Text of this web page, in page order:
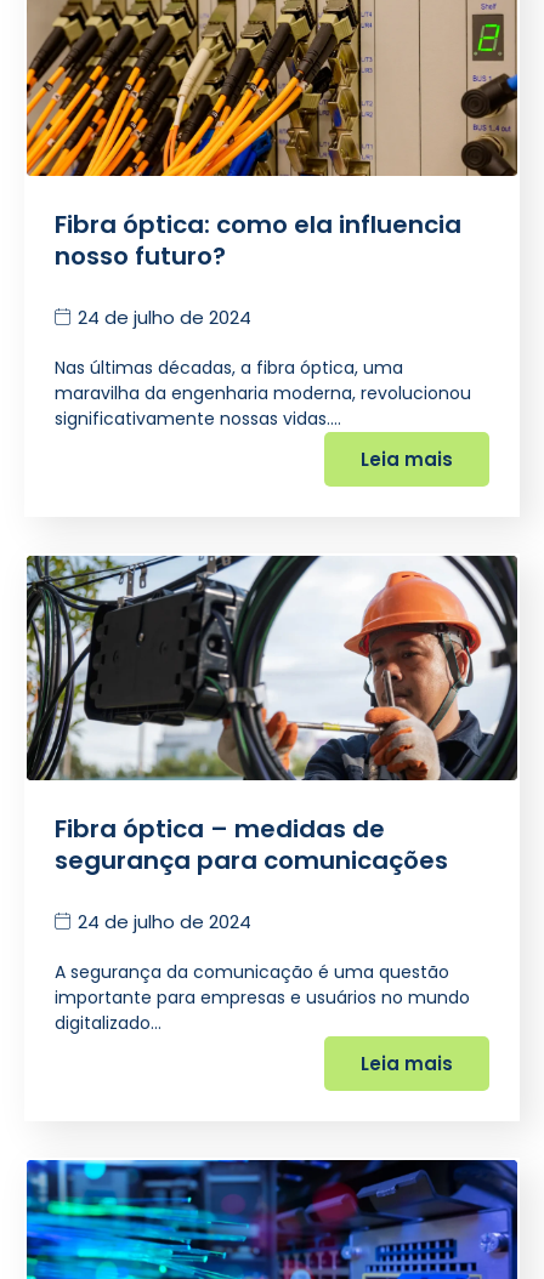
Fibra óptica: como ela influencia
nosso futuro?
24 de julho de 2024
Nas últimas décadas, a fibra óptica, uma
maravilha da engenharia moderna, revolucionou
significativamente nossas vidas.…
Leia mais
Fibra óptica – medidas de
segurança para comunicações
24 de julho de 2024
A segurança da comunicação é uma questão
importante para empresas e usuários no mundo
digitalizado…
Leia mais